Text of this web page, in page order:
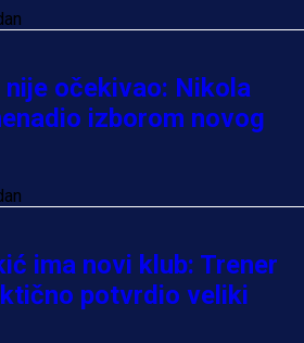
nije očekivao: Nikola
izborom novog
ima novi klub: Trener
potvrdio veliki